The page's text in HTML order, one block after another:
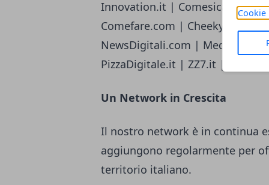
Cookie
Innovation.it | Comesicalcola.it
Comefare.com | CheekyMag.it |
NewsDigitali.com |
PizzaDigitale.it | ZZ7.it |
Un Network in Crescita
Il nostro network è in continua
aggiungono regolarmente per
territorio italiano.